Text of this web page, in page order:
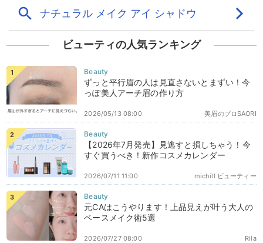
ビューティの人気ランキング
ずっと平行眉の人は見直さないとまずい！今
っぽ美人アーチ眉の作り方
美眉のプロSAORI
2026/05/13 08:00
【2026年7月発売】見逃すと損しちゃう！今
すぐ買うべき！新作コスメカレンダー
michill ビューティー
2026/07/11 11:00
元CAはこうやります！上品見えが叶う大人の
ベースメイク術5選
Rila
2026/07/27 08:00